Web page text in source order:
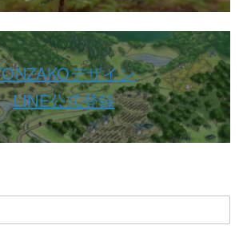
デザイン
LINE公式登録